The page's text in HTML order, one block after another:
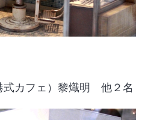
式カフェ）黎熾明 他２名